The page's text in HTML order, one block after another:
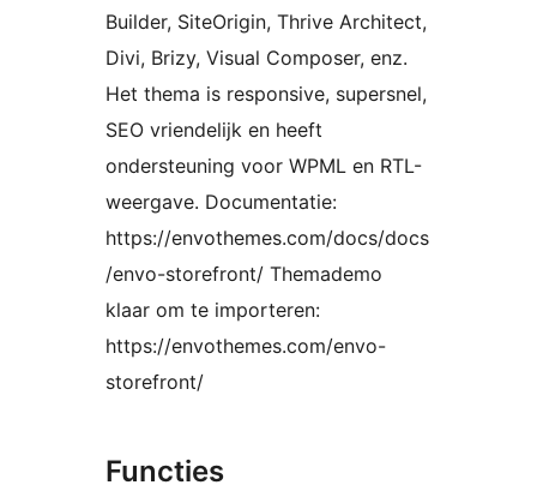
Builder, SiteOrigin, Thrive Architect,
Divi, Brizy, Visual Composer, enz.
Het thema is responsive, supersnel,
SEO vriendelijk en heeft
ondersteuning voor WPML en RTL-
weergave. Documentatie:
https://envothemes.com/docs/docs
/envo-storefront/ Themademo
klaar om te importeren:
https://envothemes.com/envo-
storefront/
Functies